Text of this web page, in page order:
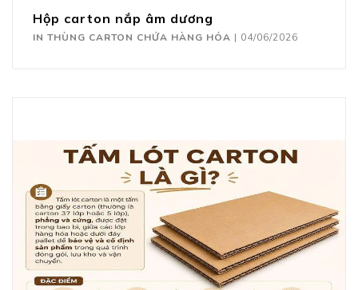
Hộp carton nắp âm dương
IN THÙNG CARTON CHỨA HÀNG HÓA | 04/06/2026